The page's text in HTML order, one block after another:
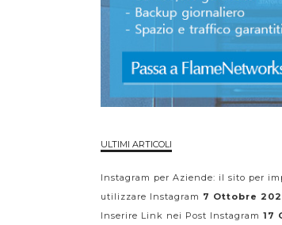
ULTIMI ARTICOLI
Instagram per Aziende: il sito per
utilizzare Instagram 7 Ottobre
Inserire Link nei Post Instagram 17